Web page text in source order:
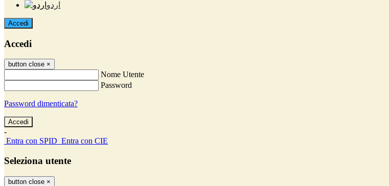
اردو
Accedi
Accedi
button close ×
Nome Utente
Password
Password dimenticata?
-
Entra con SPID Entra con CIE
Seleziona utente
button close ×